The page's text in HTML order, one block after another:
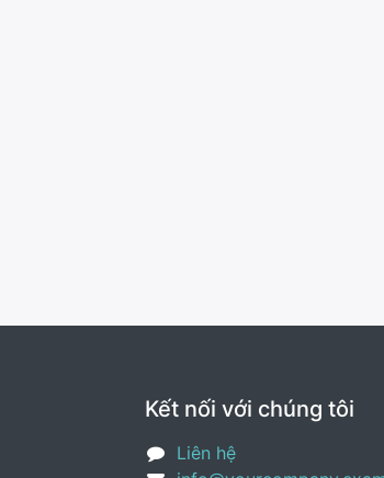
Kết nối với chúng tôi
Liên hệ